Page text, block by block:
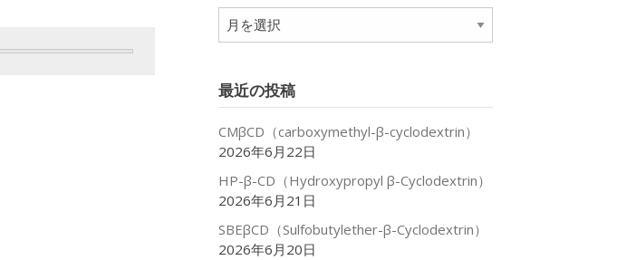
ア
ー
ブ
最近の投稿
CMβCD（carboxymethyl-β-cyclodextrin）
2026年6月22日
HP-β-CD（Hydroxypropyl β-Cyclodextrin）
2026年6月21日
SBEβCD（Sulfobutylether-β-Cyclodextrin）
2026年6月20日